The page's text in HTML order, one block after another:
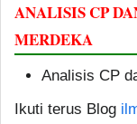
ANALISIS CP
MERDEKA
Analisis CP
Ikuti terus Blog